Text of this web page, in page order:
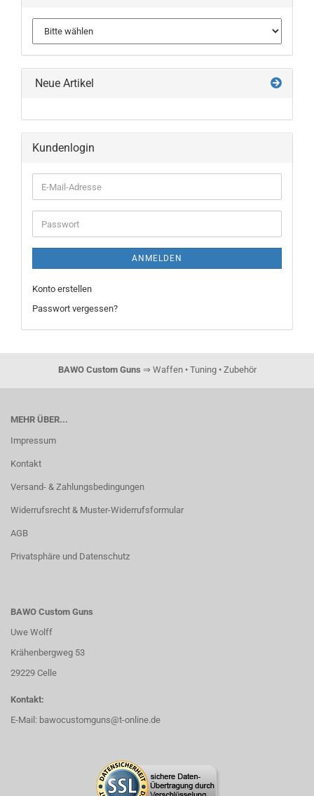
Neue Artikel
Kundenlogin
E-
Mail-
Adresse
Passwort
ANMELDEN
Konto erstellen
Passwort vergessen?
BAWO Custom Guns ⇒ Waffen • Tuning • Zubehör
MEHR ÜBER...
Impressum
Kontakt
Versand- & Zahlungsbedingungen
Widerrufsrecht & Muster-Widerrufsformular
AGB
Privatsphäre und Datenschutz
BAWO Custom Guns
Uwe Wolff
Krähenbergweg 53
29229 Celle
Kontakt:
E-Mail: bawocustomguns@t-online.de